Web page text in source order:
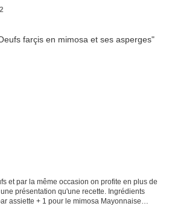
et par la même occasion on profite en plus de
présentation qu'une recette. Ingrédients
assiette + 1 pour le mimosa Mayonnaise